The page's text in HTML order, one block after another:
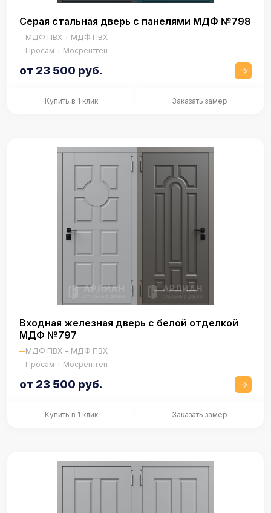
Серая стальная дверь с панелями МДФ №798
МДФ ПВХ + МДФ ПВХ
Просам + Мосрентген
от 23 500 руб.
Купить в 1 клик Заказать замер
Входная железная дверь с белой отделкой
МДФ №797
МДФ ПВХ + МДФ ПВХ
Просам + Мосрентген
от 23 500 руб.
Купить в 1 клик Заказать замер